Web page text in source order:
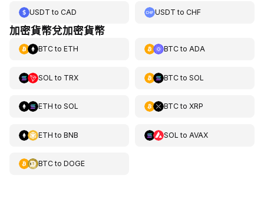
USDT to CAD USDT toCHF
加密貨幣兌加密貨幣
BTCto ETH BTCto ADA
SOL to TRX BTCto SOL
ETH to SOL BTCto XRP
ETH to BNB SOL to AVAX
BTCto DOGE